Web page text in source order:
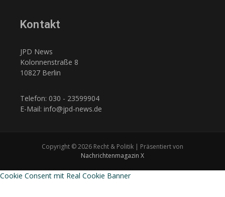
Kontakt
JPD News
Kolonnenstraße 8
10827 Berlin
Telefon: 030 - 23599904
E-Mail: info@jpd-news.de
Copyright © 2026 Recht & Politik | Präsentiert von
Nachrichtenmagazin X
Cookie Consent mit Real Cookie Banner